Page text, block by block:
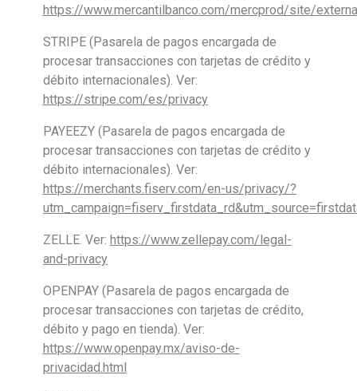
https://www.mercantilbanco.com/mercprod/site/
STRIPE (Pasarela de pagos encargada de
procesar transacciones con tarjetas de crédito y
débito internacionales). Ver:
https://stripe.com/es/privacy
PAYEEZY (Pasarela de pagos encargada de
procesar transacciones con tarjetas de crédito y
débito internacionales). Ver:
https://merchants.fiserv.com/en-us/privacy/?
ZELLE. Ver: https://www.zellepay.com/legal-
and-privacy
OPENPAY (Pasarela de pagos encargada de
procesar transacciones con tarjetas de crédito,
débito y pago en tienda). Ver:
https://www.openpay.mx/aviso-de-
privacidad.html